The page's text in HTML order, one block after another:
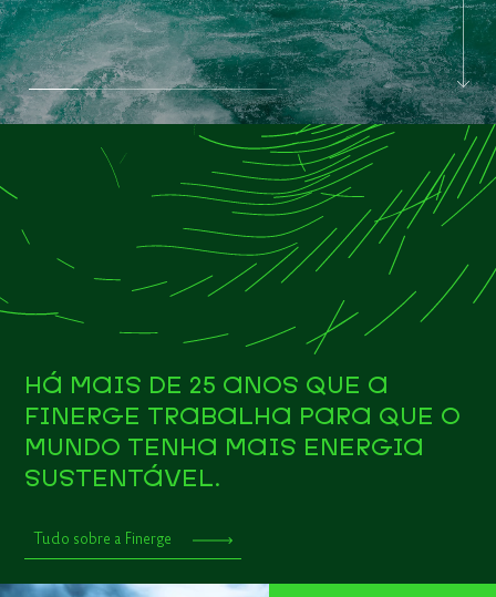
HÁ MAIS DE 25 ANOS QUE A
FINERGE TRABALHA PARA QUE O
MUNDO TENHA MAIS ENERGIA
SUSTENTÁVEL.
Tudo sobre a Finerge